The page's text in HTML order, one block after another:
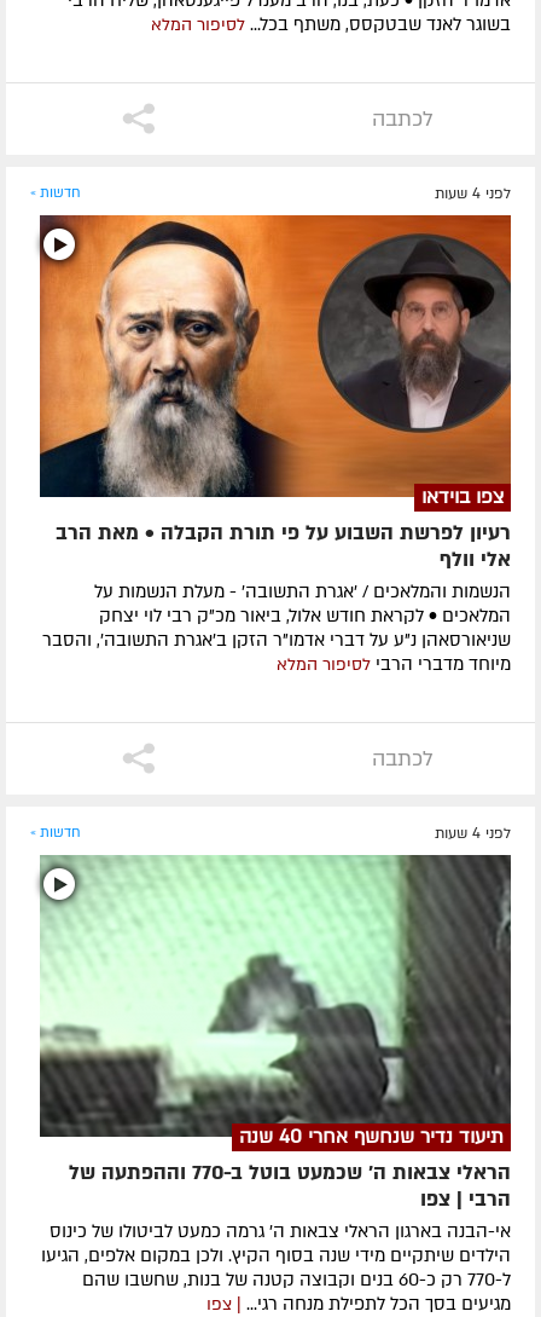
בשוגר לאנד שבטקסס, משתף בכל... לסיפור המלא
לכתבה
לפני 4 שעות חדשות »
צפו בוידאו
רעיון לפרשת השבוע על פי תורת הקבלה • מאת הרב
אלי וולף
הנשמות והמלאכים / 'אגרת התשובה' - מעלת הנשמות על
המלאכים • לקראת חודש אלול, ביאור מכ"ק רבי לוי יצחק
שניאורסאהן נ"ע על דברי אדמו"ר הזקן ב'אגרת התשובה', והסבר
מיוחד מדברי הרבי לסיפור המלא
לכתבה
לפני 4 שעות חדשות »
תיעוד נדיר שנחשף אחרי 40 שנה
הראלי צבאות ה' שכמעט בוטל ב-770 וההפתעה של
הרבי | צפו
אי-הבנה בארגון הראלי צבאות ה' גרמה כמעט לביטולו של כינוס
הילדים שיתקיים מידי שנה בסוף הקיץ. ולכן במקום אלפים, הגיעו
ל-770 רק כ-60 בנים וקבוצה קטנה של בנות, שחשבו שהם
מגיעים בסך הכל לתפילת מנחה רגי... | צפו